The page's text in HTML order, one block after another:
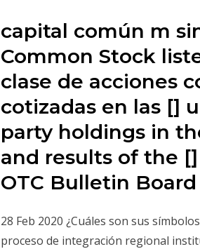
capital común m
Common Stock
clase de acciones
cotizadas en las []
party holdings in
and results of the
OTC Bulletin
28 Feb 2020 ¿Cuáles son sus
proceso de integración regional